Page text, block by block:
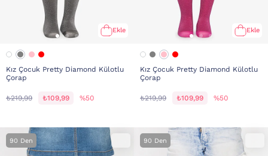
Ekle
Kız Çocuk Pretty Diamond Külotlu
Çorap
₺219,99 ₺109,99 %50
Ekle
Kız Çocuk Pretty Diamond Külotlu
Çorap
₺219,99 ₺109,99 %50
90 Den 90 Den